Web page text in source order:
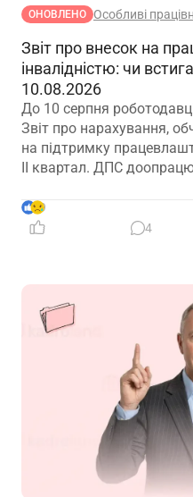
ОНОВЛЕНО Особливі
Звіт про внесок на
інвалідністю: чи
10.08.2026
До 10 серпня
Звіт про нарахування,
на підтримку
ІІ квартал. ДПС
далі
9
4